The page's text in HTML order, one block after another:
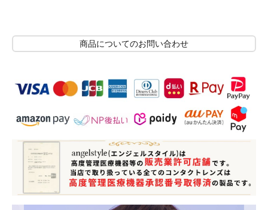
商品についてのお問い合わせ